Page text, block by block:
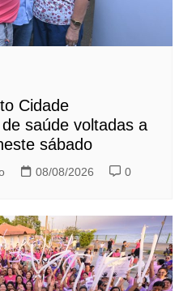
Cidade
saúde voltadas a
sábado
08/08/2026 0